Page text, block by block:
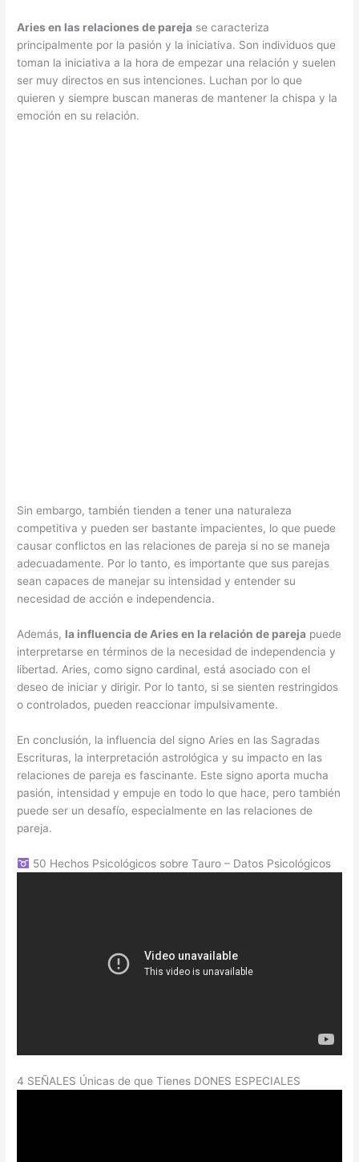
Aries en las relaciones de pareja se caracteriza
principalmente por la pasión y la iniciativa. Son individuos que
toman la iniciativa a la hora de empezar una relación y suelen
ser muy directos en sus intenciones. Luchan por lo que
quieren y siempre buscan maneras de mantener la chispa y la
emoción en su relación.
Sin embargo, también tienden a tener una naturaleza
competitiva y pueden ser bastante impacientes, lo que puede
causar conflictos en las relaciones de pareja si no se maneja
adecuadamente. Por lo tanto, es importante que sus parejas
sean capaces de manejar su intensidad y entender su
necesidad de acción e independencia.
Además, la influencia de Aries en la relación de pareja puede
interpretarse en términos de la necesidad de independencia y
libertad. Aries, como signo cardinal, está asociado con el
deseo de iniciar y dirigir. Por lo tanto, si se sienten restringidos
o controlados, pueden reaccionar impulsivamente.
En conclusión, la influencia del signo Aries en las Sagradas
Escrituras, la interpretación astrológica y su impacto en las
relaciones de pareja es fascinante. Este signo aporta mucha
pasión, intensidad y empuje en todo lo que hace, pero también
puede ser un desafío, especialmente en las relaciones de
pareja.
50 Hechos Psicológicos sobre Tauro – Datos Psicológicos
4 SEÑALES Únicas de que Tienes DONES ESPECIALES